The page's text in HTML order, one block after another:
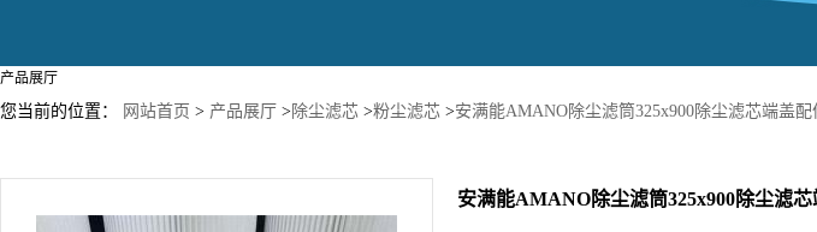
产品展厅
您当前的位置： 网站首页 > 产品展厅 >除尘滤芯 >粉尘滤芯 >安满能AMANO除尘滤筒325x900除尘滤芯端盖配
安满能AMANO除尘滤筒325x900除尘滤